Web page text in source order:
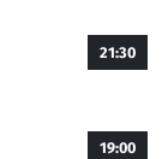
21:30
19:00